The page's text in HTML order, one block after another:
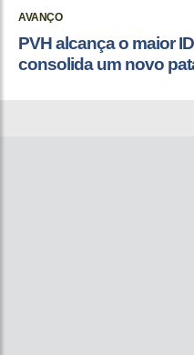
AVANÇO
PVH alcança o maior
consolida um novo